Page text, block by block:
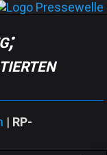
| RP-